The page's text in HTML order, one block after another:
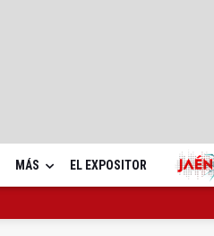
MÁS EL EXPOSITOR